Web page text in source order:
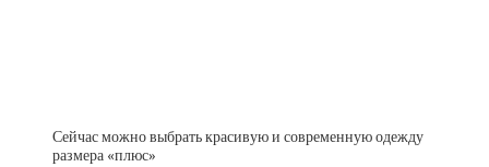
Сейчас можно выбрать красивую и современную одежду
размера «плюс»